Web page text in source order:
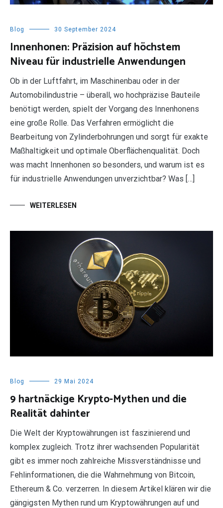
Blog 30 September 2024
​​​​​​​Innenhonen: Präzision auf höchstem
Niveau für industrielle Anwendungen
Ob in der Luftfahrt, im Maschinenbau oder in der
Automobilindustrie – überall, wo hochpräzise Bauteile
benötigt werden, spielt der Vorgang des Innenhonens
eine große Rolle. Das Verfahren ermöglicht die
Bearbeitung von Zylinderbohrungen und sorgt für exakte
Maßhaltigkeit und optimale Oberflächenqualität. Doch
was macht Innenhonen so besonders, und warum ist es
für industrielle Anwendungen unverzichtbar? Was […]
WEITERLESEN
Blog 29 Mai 2024
9 hartnäckige Krypto-Mythen und die
Realität dahinter
Die Welt der Kryptowährungen ist faszinierend und
komplex zugleich. Trotz ihrer wachsenden Popularität
gibt es immer noch zahlreiche Missverständnisse und
Fehlinformationen, die die Wahrnehmung von Bitcoin,
Ethereum & Co. verzerren. In diesem Artikel klären wir die
gängigsten Mythen rund um Kryptowährungen auf und